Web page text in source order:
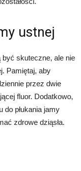
ustnej
być skuteczne, ale nie
Pamiętaj, aby
przez dwie
fluor. Dodatkowo,
do płukania jamy
zdrowe dziąsła.